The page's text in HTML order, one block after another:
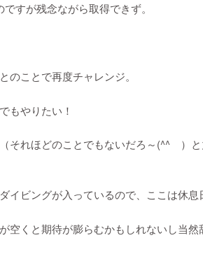
すが残念ながら取得できず。
のことで再度チャレンジ。
もやりたい！
それほどのことでもないだろ～(^^ゞ）
イビングが入っているので、ここは休息
空くと期待が膨らむかもしれないし当然